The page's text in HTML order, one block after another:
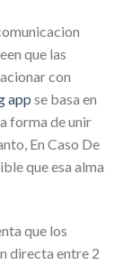
que las
con
app se basa en
forma de unir
En Caso De
que esa alma
que los
directa entre 2